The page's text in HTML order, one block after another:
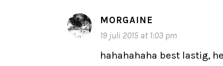
MORGAINE
19 juli 2015 at 1:03 pm
hahahahaha best lastig,